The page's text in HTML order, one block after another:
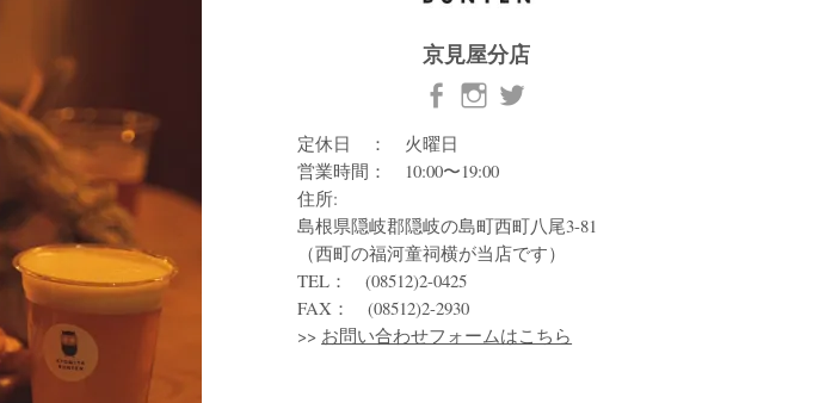
京見屋分店
定休日 ： 火曜日
営業時間： 10:00〜19:00
住所:
島根県隠岐郡隠岐の島町西町八尾3-81
（西町の福河童祠横が当店です）
TEL： (08512)2-0425
FAX： (08512)2-2930
>> お問い合わせフォームはこちら